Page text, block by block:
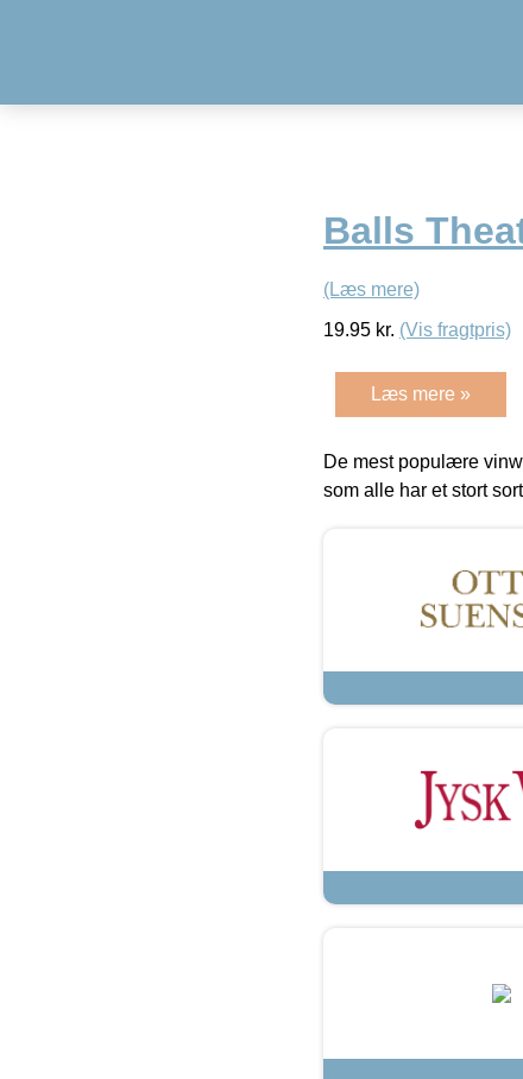
Balls
(Læs mere)
19.95 kr. (Vis fragtpris)
Læs mere »
De mest populære
som alle har et stort